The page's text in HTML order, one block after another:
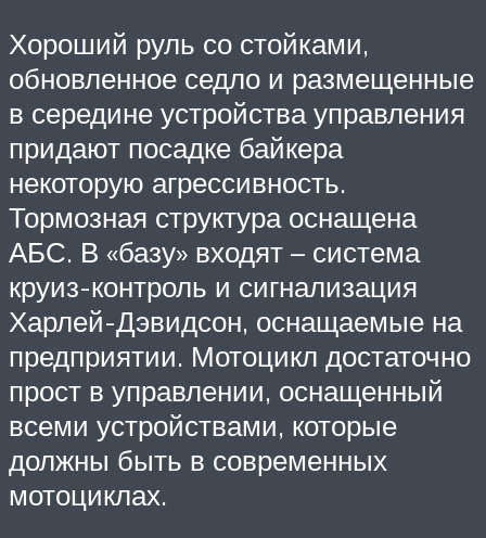
Хороший руль со стойками,
обновленное седло и размещенные
в середине устройства управления
придают посадке байкера
некоторую агрессивность.
Тормозная структура оснащена
АБС. В «базу» входят – система
круиз-контроль и сигнализация
Харлей-Дэвидсон, оснащаемые на
предприятии. Мотоцикл достаточно
прост в управлении, оснащенный
всеми устройствами, которые
должны быть в современных
мотоциклах.